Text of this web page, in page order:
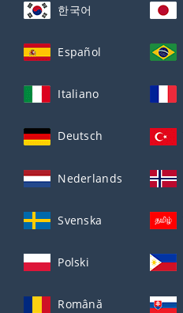
한국어
Español
Italiano
Deutsch
Nederlands
Svenska
Polski
Română